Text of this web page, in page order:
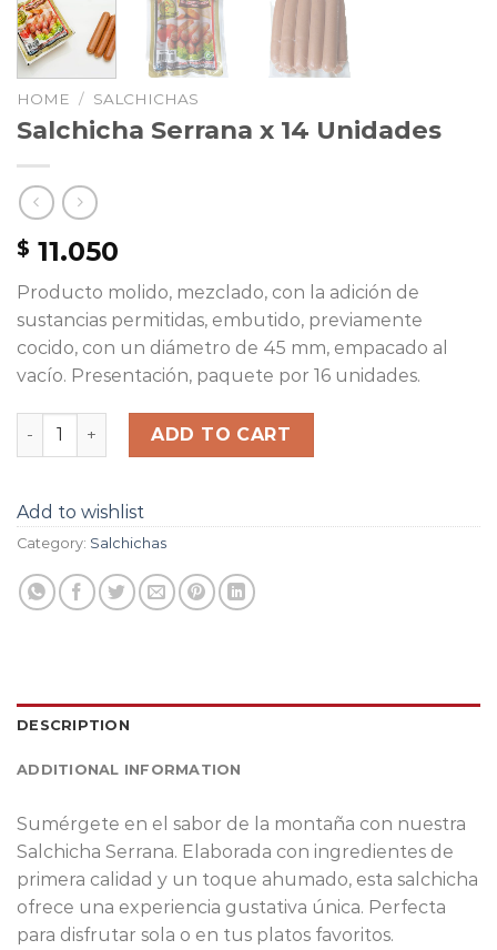
HOME / SALCHICHAS
Salchicha Serrana x 14 Unidades
$ 11.050
Producto molido, mezclado, con la adición de
sustancias permitidas, embutido, previamente
cocido, con un diámetro de 45 mm, empacado al
vacío. Presentación, paquete por 16 unidades.
Salchicha Serrana x 14 Unidades quantity
ADD TO CART
Add to wishlist
Category: Salchichas
DESCRIPTION
ADDITIONAL INFORMATION
Sumérgete en el sabor de la montaña con nuestra
Salchicha Serrana. Elaborada con ingredientes de
primera calidad y un toque ahumado, esta salchicha
ofrece una experiencia gustativa única. Perfecta
para disfrutar sola o en tus platos favoritos.